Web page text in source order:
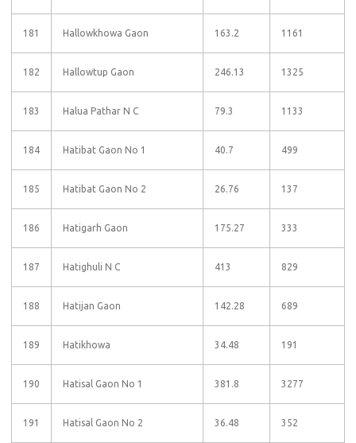
181 Hallowkhowa Gaon 163.2 1161
182 Hallowtup Gaon 246.13 1325
183 Halua Pathar N C 79.3 1133
184 Hatibat Gaon No 1 40.7 499
185 Hatibat Gaon No 2 26.76 137
186 Hatigarh Gaon 175.27 333
187 Hatighuli N C 413 829
188 Hatijan Gaon 142.28 689
189 Hatikhowa 34.48 191
190 Hatisal Gaon No 1 381.8 3277
191 Hatisal Gaon No 2 36.48 352